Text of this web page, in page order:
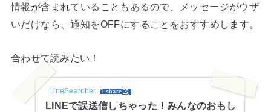
情報が含まれていることもあるので、メッセージがウザ
いだけなら、通知をOFFにすることをおすすめします。
合わせて読みたい！
LineSearcher 1 share
LINEで誤送信しちゃった！みんなのおもし